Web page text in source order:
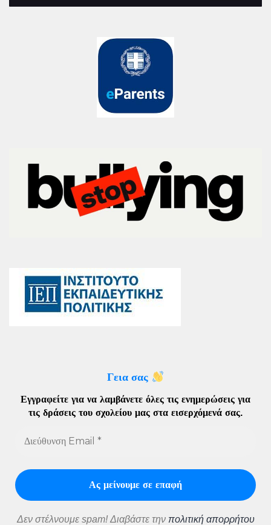
Γεια σας
Εγγραφείτε για να λαμβάνετε όλες τις ενημερώσεις για
τις δράσεις του σχολείου μας στα εισερχόμενά σας.
Δεν στέλνουμε spam! Διαβάστε την πολιτική απορρήτου